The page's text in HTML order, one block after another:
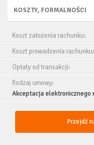
KOSZTY, FORMALNOŚCI
Koszt założenia rachunku:
Koszt prowadzenia rachunku:
Opłaty od transakcji:
Rodzaj umowy:
Akceptacja elektronicznego
Przejdź